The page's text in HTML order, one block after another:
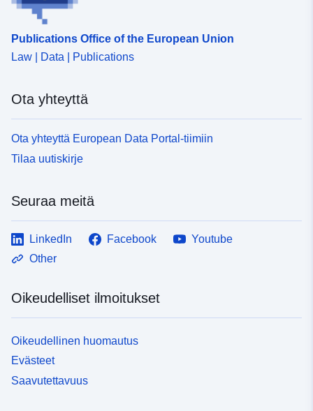
Publications Office of the European Union
Law | Data | Publications
Ota yhteyttä
Ota yhteyttä European Data Portal-tiimiin
Tilaa uutiskirje
Seuraa meitä
LinkedIn Facebook
Youtube
Other
Oikeudelliset ilmoitukset
Oikeudellinen huomautus
Evästeet
Saavutettavuus